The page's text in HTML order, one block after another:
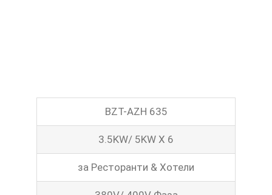
BZT-AZH 635
3.5KW/ 5KW X 6
за Ресторанти & Хотели